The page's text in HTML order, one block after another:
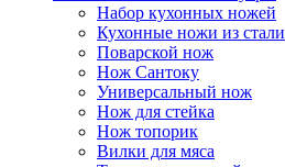
Набор кухонных ножей
Кухонные ножи из стали
Поварской нож
Нож Сантоку
Универсальный нож
Нож для стейка
Нож топорик
Вилки для мяса